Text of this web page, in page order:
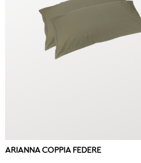
ARIANNA COPPIA FEDERE